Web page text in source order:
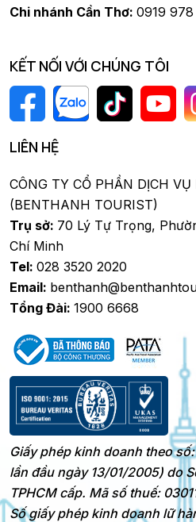
Chi nhánh Cần Thơ: 0919
KẾT NỐI VỚI CHÚNG TÔI
LIÊN HỆ
CÔNG TY CỔ PHẦN DỊCH
(BENTHANH TOURIST)
Trụ sở: 70 Lý Tự Trọng,
Chí Minh
Tel: 028 3520 2020
Email:
Tổng Đài: 1900 6668
Giấy phép kinh doanh theo
lần đầu ngày 13/01/2005) do
TPHCM cấp. Mã số thuế:
Số giấy phép kinh doanh lữ